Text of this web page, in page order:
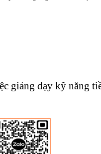
giảng dạy kỹ năng